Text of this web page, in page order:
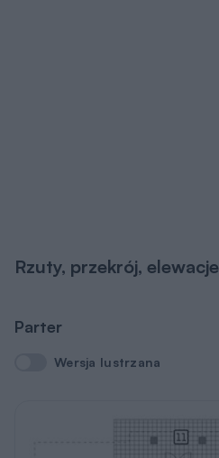
Rzuty, przekrój, elewacje
Parter
Wersja lustrzana
Wersja lustrzana